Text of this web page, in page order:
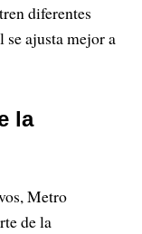
diferentes
ajusta mejor a
la
Metro
de la